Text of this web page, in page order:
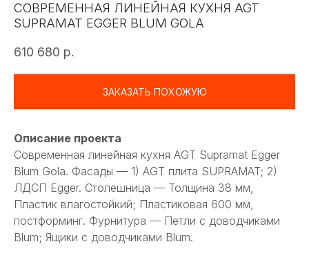
СОВРЕМЕННАЯ ЛИНЕЙНАЯ КУХНЯ AGT
SUPRAMAT EGGER BLUM GOLA
610 680 р.
ЗАКАЗАТЬ ПОХОЖУЮ
Описание проекта
Современная линейная кухня AGT Supramat Egger
Blum Gola. Фасады — 1) AGT плита SUPRAMAT; 2)
ЛДСП Egger. Столешница — Толщина 38 мм,
Пластик влагостойкий; Пластиковая 600 мм,
постформинг. Фурнитура — Петли с доводчиками
Blum; Ящики с доводчиками Blum.